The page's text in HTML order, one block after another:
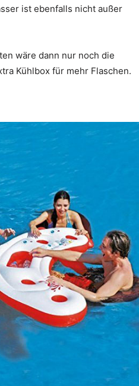
ist ebenfalls nicht außer
wäre dann nur noch die
Kühlbox für mehr Flaschen.